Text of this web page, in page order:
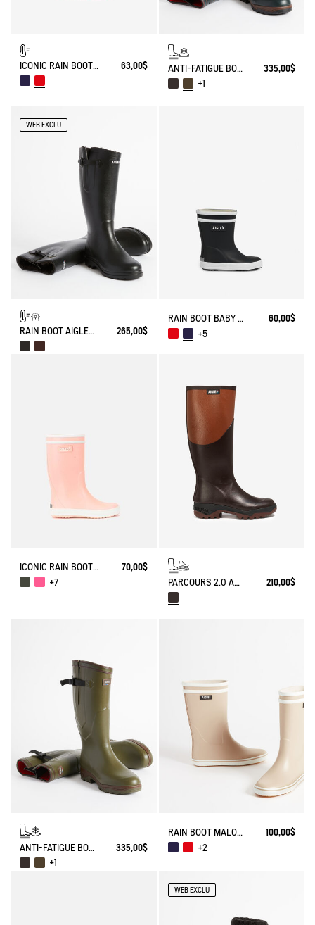
ICONIC RAIN BOOT LOLLY POP FUR-LINED 63,00$ ANTI-FATIGUE BOOT PARCOURS 2.0 ADJUSTABLE NEOPRENE-LINED
335,00$
+1
WEB EXCLU
RAIN BOOT AIGLENTINE FUR-LINED 265,00$
RAIN BOOT BABY FLAC
60,00$
+5
ICONIC RAIN BOOT LOLLY POP
70,00$
+7
PARCOURS 2.0 ANTI-FATIGUE BOOT 210,00$
ANTI-FATIGUE BOOT PARCOURS 2.0 ADJUSTABLE NEOPRENE-LINED
335,00$
+1
RAIN BOOT MALOUINE
100,00$
+2
WEB EXCLU